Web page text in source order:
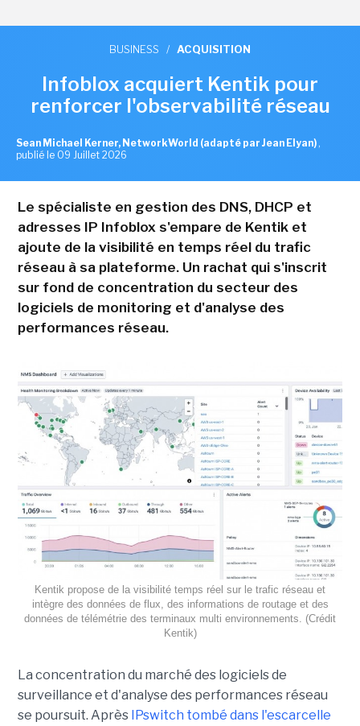
BUSINESS / ACQUISITION
Infoblox acquiert Kentik pour
renforcer l'observabilité réseau
Sean Michael Kerner, NetworkWorld (adapté par Jean Elyan) ,
publié le 09 Juillet 2026
Le spécialiste en gestion des DNS, DHCP et
adresses IP Infoblox s'empare de Kentik et
ajoute de la visibilité en temps réel du trafic
réseau à sa plateforme. Un rachat qui s'inscrit
sur fond de concentration du secteur des
logiciels de monitoring et d'analyse des
performances réseau.
Kentik propose de la visibilité temps réel sur le trafic réseau et
intègre des données de flux, des informations de routage et des
données de télémétrie des terminaux multi environnements. (Crédit
Kentik)
La concentration du marché des logiciels de
surveillance et d'analyse des performances réseau
se poursuit. Après IPswitch tombé dans l'escarcelle